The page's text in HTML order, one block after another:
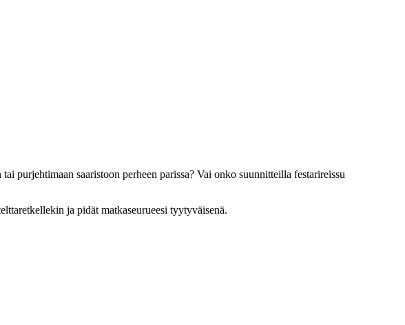
purjehtimaan saaristoon perheen parissa? Vai onko suunnitteilla festarireissu
ja pidät matkaseurueesi tyytyväisenä.